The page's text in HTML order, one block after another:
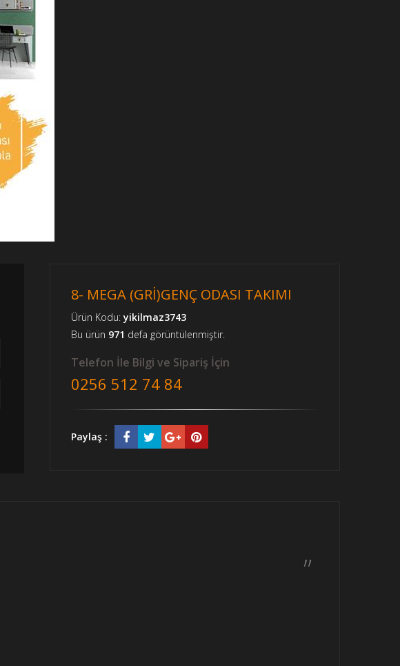
8- MEGA (GRİ)GENÇ ODASI TAKIMI
Ürün Kodu:yikilmaz3743
Bu ürün 971 defa görüntülenmiştir.
Telefon İle Bilgi ve Sipariş İçin
0256 512 74 84
Paylaş :